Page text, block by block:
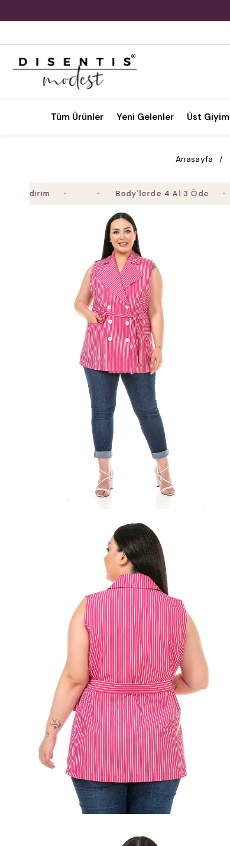
Tüm Ürünler Yeni Gelenler Üst Giyim
Anasayfa
Body'lerde 4 Al 3 Öde